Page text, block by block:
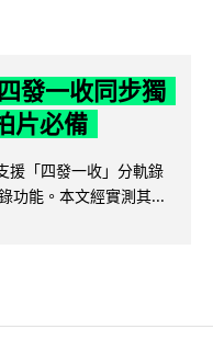
發一收同步獨
片必備
援「四發一收」分軌錄
功能。本文經實測其...